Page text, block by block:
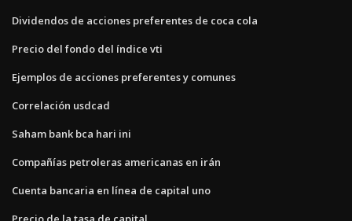
Dividendos de acciones preferentes de coca cola
Precio del fondo del índice vti
Ejemplos de acciones preferentes y comunes
Correlación usdcad
Saham bank bca hari ini
Compañías petroleras americanas en irán
Cuenta bancaria en línea de capital uno